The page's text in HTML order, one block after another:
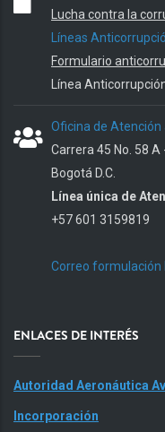
Lucha contra la
Líneas
Formulario
Línea
Oficina de Atención
Carrera 45 No. 58
Bogotá D.C.
Línea única de
+57 601 3159819
Correo formulación
ENLACES DE INTERÉS
Autoridad Aeronáutica
Incorporación